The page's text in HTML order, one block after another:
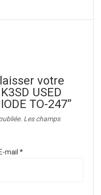
votre
USED
TO-247”
Les champs
mail *